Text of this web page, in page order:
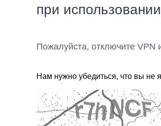
при
Пожалуйста, отключите VPN
Нам нужно убедиться, что вы не